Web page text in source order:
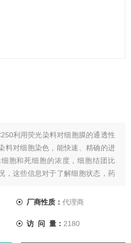
利用荧光染料对细胞膜的通透性
料对细胞染色，能快速、精确的进
胞和死细胞的浓度，细胞结团比
，这些信息对于了解细胞状态，药
厂商性质： 代理商
访 问 量： 2180